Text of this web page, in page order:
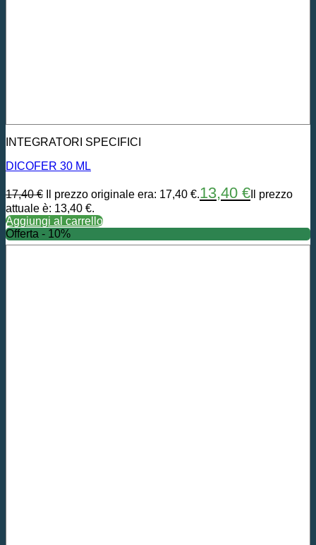
INTEGRATORI SPECIFICI
DICOFER 30 ML
17,40€ Il prezzo originale era: 17,40 €.13,40 € Il prezzo
attuale è: 13,40 €.
Aggiungi al carrello
Offerta - 10%